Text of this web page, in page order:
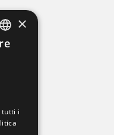
ITALIAN
×
tutti i